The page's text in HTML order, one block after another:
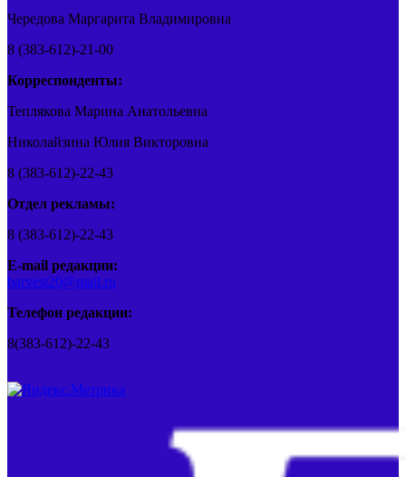
Чередова Маргарита Владимировна
8 (383-612)-21-00
Корреспонденты:
Теплякова Марина Анатольевна
Николайзина Юлия Викторовна
8 (383-612)-22-43
Отдел рекламы:
8 (383-612)-22-43
E-mail редакции:
barvest20@mail.ru
Телефон редакции:
8(383-612)-22-43